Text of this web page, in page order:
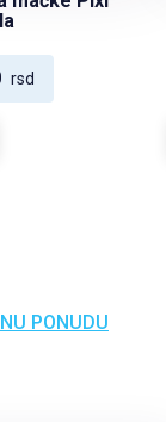
rsd
PONUDU